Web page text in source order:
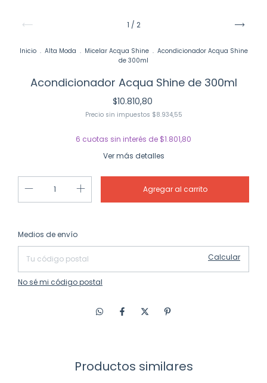
1 / 2
Inicio . Alta Moda . Micelar Acqua Shine . Acondicionador Acqua Shine
de 300ml
Acondicionador Acqua Shine de 300ml
$10.810,80
Precio sin impuestos $8.934,55
6 cuotas sin interés de $1.801,80
Ver más detalles
Entregas para el CP:
Medios de envío
Calcular
No sé mi código postal
Productos similares